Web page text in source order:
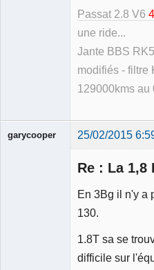
Passat 2.8 V6 4
une ride...
Jante BBS
modifiés - filtre
129000kms au
garycooper 25/02/2015
Re : La 1,8
En 3Bg il n'y a
130.
1.8T sa se
difficile sur